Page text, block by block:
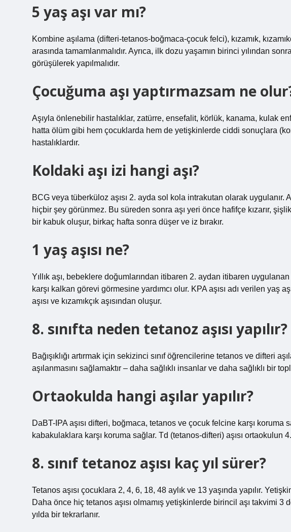
5 yaş aşı var mı?
Kombine aşılama (difteri-tetanos-boğmaca-çocuk felci), kızamık,
arasında tamamlanmalıdır. Ayrıca, ilk dozu yaşamın birinci yılından
görüşülerek yapılmalıdır.
Çocuğuma aşı yaptırmazsam ne
Aşıyla önlenebilir hastalıklar, zatürre, ensefalit, körlük, kanama, kulak
hatta ölüm gibi hem çocuklarda hem de yetişkinlerde ciddi sonuçlara
hastalıklardır.
Koldaki aşı izi hangi aşı?
BCG veya tüberküloz aşısı 2. ayda sol kola intrakutan olarak uygulanır.
hiçbir şey görünmez. Bu süreden sonra aşı yeri önce hafifçe kızarır,
bir kabuk oluşur, birkaç hafta sonra düşer ve iz bırakır.
1 yaş aşısı ne?
Yıllık aşı, bebeklere doğumlarından itibaren 2. aydan itibaren uygulanan
karşı kalkan görevi görmesine yardımcı olur. KPA aşısı adı verilen yaş
aşısı ve kızamıkçık aşısından oluşur.
8. sınıfta neden tetanoz aşısı yapılır?
Bağışıklığı artırmak için sekizinci sınıf öğrencilerine tetanos ve difteri
aşılanmasını sağlamaktır – daha sağlıklı insanlar ve daha sağlıklı bir
Ortaokulda hangi aşılar yapılır?
DaBT-IPA aşısı difteri, boğmaca, tetanos ve çocuk felcine karşı koruma
kabakulaklara karşı koruma sağlar. Td (tetanos-difteri) aşısı ortaokulun 4.
8. sınıf tetanoz aşısı kaç yıl sürer?
Tetanos aşısı çocuklara 2, 4, 6, 18, 48 aylık ve 13 yaşında yapılır.
Daha önce hiç tetanos aşısı olmamış yetişkinlerde birincil aşı takvimi 3
yılda bir tekrarlanır.